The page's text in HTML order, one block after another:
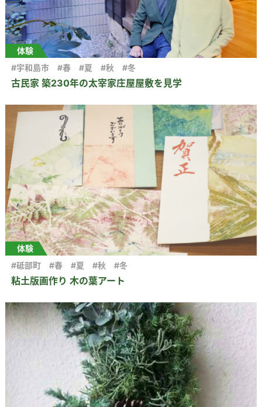
体験
古民家 築230年の太宰家庄屋屋敷を見学
#宇和島市 #春 #夏 #秋 #冬
体験
粘土版画作り 木の葉アート
#砥部町 #春 #夏 #秋 #冬